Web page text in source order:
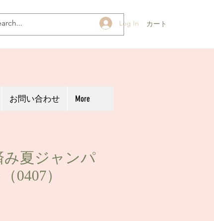
カート
Log In
み夏ジャンパ
0407）
お問い合わせ More